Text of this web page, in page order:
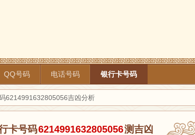
QQ号码 电话号码 银行卡号码
6214991632805056吉凶分析
卡号码6214991632805056测吉凶